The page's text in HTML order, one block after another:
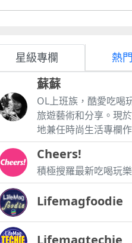
星級專欄 熱
蘇蘇
OL上班族，酷愛吃喝
旅遊藝術和分享。現
地兼任時尚生活專欄
Cheers!
積極搜羅最新吃喝玩樂
Lifemagfoodie
Lifemagtechie